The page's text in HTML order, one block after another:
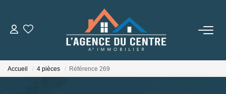
VENTES
Accueil 4 pièces Référence 269